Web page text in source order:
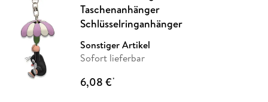
Taschenanhänger
Schlüsselringanhänger
Sonstiger Artikel
Sofort lieferbar
6,08 €*